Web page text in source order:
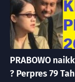
PRABOWO
? Perpres 79